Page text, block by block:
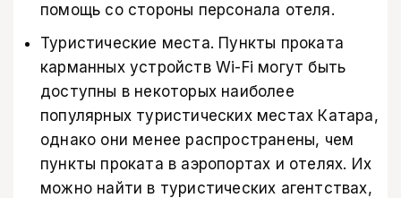
помощь со стороны персонала отеля.
Туристические места. Пункты проката
карманных устройств Wi-Fi могут быть
доступны в некоторых наиболее
популярных туристических местах Катара,
однако они менее распространены, чем
пункты проката в аэропортах и отелях. Их
можно найти в туристических агентствах,